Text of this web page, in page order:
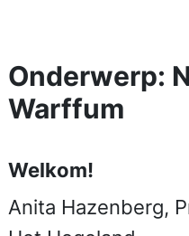
Onderwerp:
Warffum
Welkom!
Anita Hazenberg,